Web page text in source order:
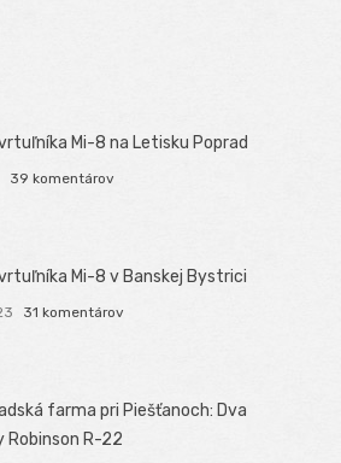
Mi-8 na Letisku Poprad
39 komentárov
Mi-8 v Banskej Bystrici
31 komentárov
farma pri Piešťanoch: Dva
R-22